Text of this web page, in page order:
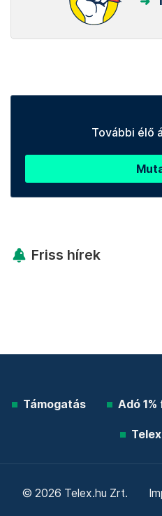
További élő
Friss hírek
Támogatás Adó
© 2026 Telex.hu Zrt.